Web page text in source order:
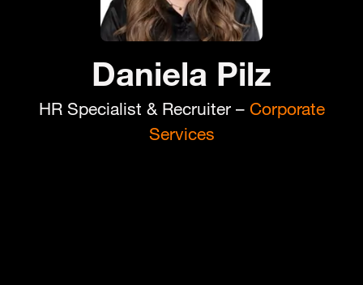
Daniela Pilz
HR Specialist & Recruiter – Corporate
Services